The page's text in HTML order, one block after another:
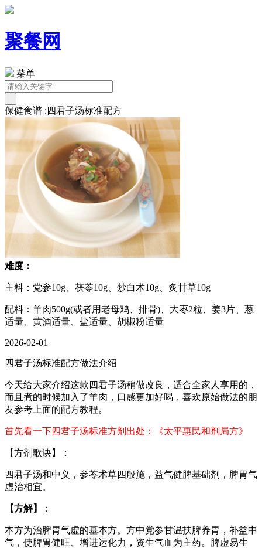
聚餐网
菜单
保健食谱 :四君子汤标准配方
难度：
主料：党参10g、茯苓10g、炒白术10g、炙甘草10g
配料：羊肉500g(或者用老母鸡、排骨)、大枣2粒、姜3片、葱
适量、黄酒适量、盐适量、胡椒粉适量
2026-02-01
四君子汤标准配方做法介绍
今天给大家介绍这款四君子汤稍做改良，适合全家人享用的，
而且煮的时候加入了羊肉，口感更加好喝，喜欢原始做法的朋
友参考上面的配方教程。
首先看一下四君子汤标准方剂出处：《太平惠民和剂局方》
【方剂歌诀】：
四君子汤和中义，参苓术草四般施，益气健脾基础剂，脾胃气
虚治相宜。
【方解】 ：
本方为治脾胃气虚的基本方。方中党参甘温扶脾养胃，补益中
气，使脾胃健旺、增进运化力，资生气血为主药。脾虚易生